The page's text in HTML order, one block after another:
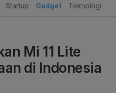
Startup Gadget Teknologi
Mi 11 Lite
di Indonesia